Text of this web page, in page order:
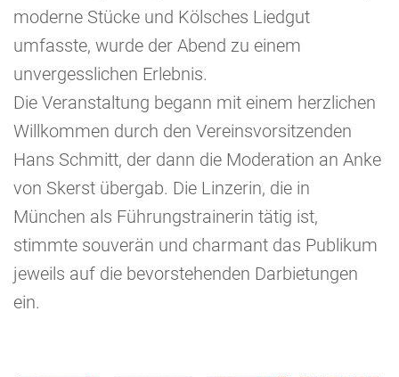
moderne Stücke und Kölsches Liedgut
umfasste, wurde der Abend zu einem
unvergesslichen Erlebnis.
Die Veranstaltung begann mit einem herzlichen
Willkommen durch den Vereinsvorsitzenden
Hans Schmitt, der dann die Moderation an Anke
von Skerst übergab. Die Linzerin, die in
München als Führungstrainerin tätig ist,
stimmte souverän und charmant das Publikum
jeweils auf die bevorstehenden Darbietungen
ein.